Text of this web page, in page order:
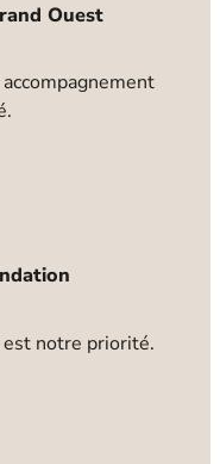
Ouest
notre priorité.